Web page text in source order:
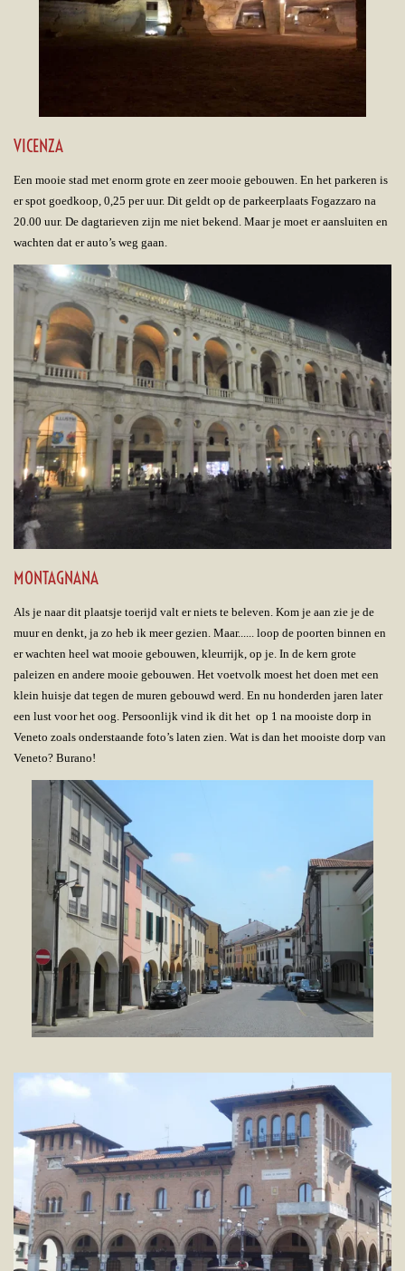
VICENZA
Een mooie stad met enorm grote en zeer mooie gebouwen. En het parkeren is
er spot goedkoop, 0,25 per uur. Dit geldt op de parkeerplaats Fogazzaro na
20.00 uur. De dagtarieven zijn me niet bekend. Maar je moet er aansluiten en
wachten dat er auto’s weg gaan.
MONTAGNANA
Als je naar dit plaatsje toerijd valt er niets te beleven. Kom je aan zie je de
muur en denkt, ja zo heb ik meer gezien. Maar...... loop de poorten binnen en
er wachten heel wat mooie gebouwen, kleurrijk, op je. In de kern grote
paleizen en andere mooie gebouwen. Het voetvolk moest het doen met een
klein huisje dat tegen de muren gebouwd werd. En nu honderden jaren later
een lust voor het oog. Persoonlijk vind ik dit het op 1 na mooiste dorp in
Veneto zoals onderstaande foto’s laten zien. Wat is dan het mooiste dorp van
Veneto? Burano!